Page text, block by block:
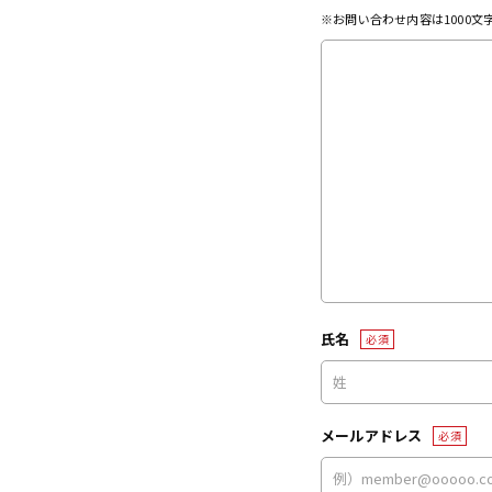
※お問い合わせ内容は1000文
氏名 必須
メールアドレス 必須